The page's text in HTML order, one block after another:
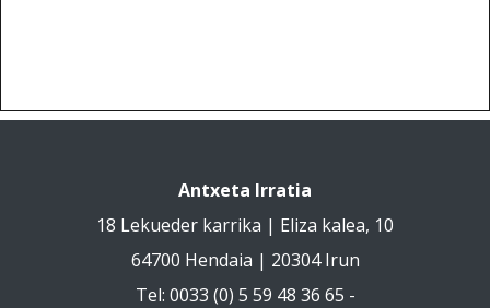
Antxeta Irratia
18 Lekueder karrika | Eliza kalea, 10
64700 Hendaia | 20304 Irun
Tel: 0033 (0) 5 59 48 36 65 -